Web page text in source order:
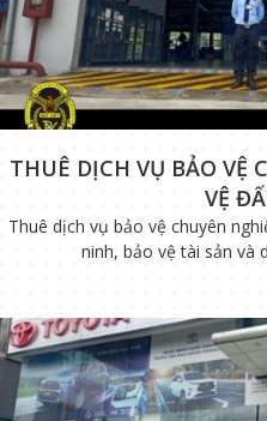
THUÊ DỊCH VỤ BẢO VỆ
VỆ
Thuê dịch vụ bảo vệ chuyên
ninh, bảo vệ tài sản và